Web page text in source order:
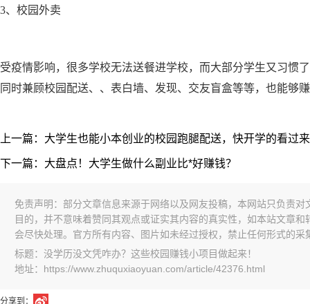
3、校园外卖
受疫情影响，很多学校无法送餐进学校，而大部分学生又习惯
同时兼顾校园配送、、表白墙、发现、交友盲盒等等，也能够
上一篇：大学生也能小本创业的校园跑腿配送，快开学的看过
下一篇：大盘点！大学生做什么副业比*好赚钱？
免责声明：部分文章信息来源于网络以及网友投稿，本网站只负责
目的，并不意味着赞同其观点或证实其内容的真实性，如本站文章
会尽快处理。官方所有内容、图片如未经过授权，禁止任何形式的采
标题：没学历没文凭咋办？这些校园赚钱小项目做起来！
地址：https://www.zhuquxiaoyuan.com/article/42376.html
分享到：